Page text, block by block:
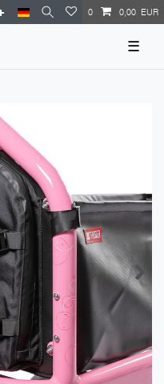
0 0,00 EUR
☰